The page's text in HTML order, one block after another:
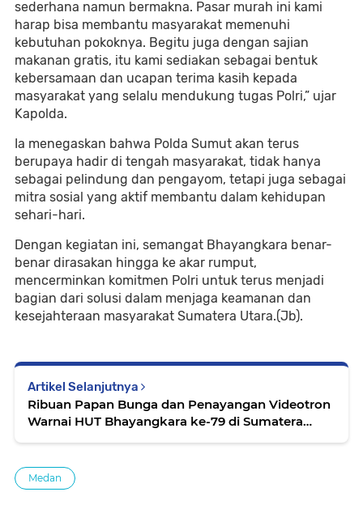
sederhana namun bermakna. Pasar murah ini kami
harap bisa membantu masyarakat memenuhi
kebutuhan pokoknya. Begitu juga dengan sajian
makanan gratis, itu kami sediakan sebagai bentuk
kebersamaan dan ucapan terima kasih kepada
masyarakat yang selalu mendukung tugas Polri,” ujar
Kapolda.
Ia menegaskan bahwa Polda Sumut akan terus
berupaya hadir di tengah masyarakat, tidak hanya
sebagai pelindung dan pengayom, tetapi juga sebagai
mitra sosial yang aktif membantu dalam kehidupan
sehari-hari.
Dengan kegiatan ini, semangat Bhayangkara benar-
benar dirasakan hingga ke akar rumput,
mencerminkan komitmen Polri untuk terus menjadi
bagian dari solusi dalam menjaga keamanan dan
kesejahteraan masyarakat Sumatera Utara.(Jb).
Artikel Selanjutnya
Ribuan Papan Bunga dan Penayangan Videotron
Warnai HUT Bhayangkara ke-79 di Sumatera
Medan